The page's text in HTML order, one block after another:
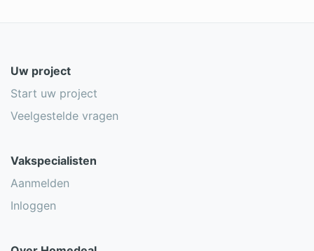
Uw project
Start uw project
Veelgestelde vragen
Vakspecialisten
Aanmelden
Inloggen